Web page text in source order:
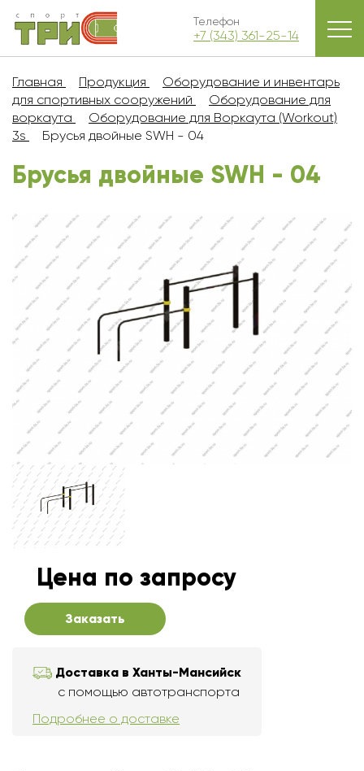
Телефон
+7 (343) 361-25-14
Главная Продукция
Оборудование и инвентарь
для спортивных сооружений
Оборудование для
воркаута
Оборудование для Воркаута (Workout)
3s
Брусья двойные SWH - 04
Брусья двойные SWH - 04
Цена по запросу
Заказать
Доставка в Ханты-Мансийск
с помощью автотранспорта
Подробнее о доставке